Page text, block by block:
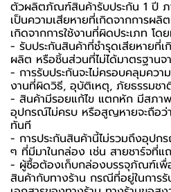
ตัวผลิตภัณฑ์สินค้ารับประกัน 1 ปี ภ
เป็นความเสียหายที่เกิดจากการผลิ
เกิดจากการใช้งานที่ผิดประเภท โด
- รับประกันสินค้าที่ชำรุดเสียหายที่
ผลิต หรือชิ้นส่วนที่ไม่ได้มาตรฐานจ
- การรับประกันจะไม่ครอบคลุมควา
งานที่ผิดวิธี, อุบัติเหตุ, ภัยธรรมช
- สินค้ามีรอยแก้ไข แตกหัก มีสภา
อุปกรณ์ไม่ครบ หรือสูญหายจะถือว่
ทันที
- การประกันสินค้านี้ไม่รวมถึงอุป
ๆ ที่มีมาในกล่อง เช่น สายชาร์จที่
-️ ผู้ซื้อต้องเก็บกล่องบรรจุภัณฑ์เพื่อ
สินค้ากับทางร้าน กรณีที่อยู่ในการ